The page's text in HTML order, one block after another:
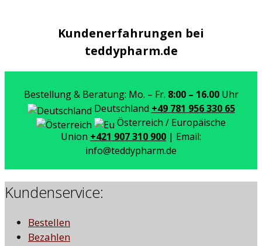
Kundenerfahrungen bei
teddypharm.de
Bestellung & Beratung: Mo. – Fr. 8:00 – 16.00Uhr
Deutschland +49 781 956 330 65
Österreich / Europäische
Union +421 907 310 900 | Email:
info@teddypharm.de
Kundenservice:
Bestellen
Bezahlen